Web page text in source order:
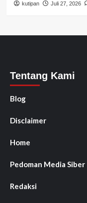
kutipan Juli 27, 2026
Tentang Kami
Blog
Disclaimer
Home
Pedoman Media Siber
Redaksi